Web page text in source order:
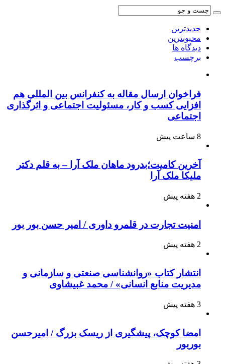
جدیدترین
محبوبترین
دیدگاه ها
برچسب
فراخوان ارسال مقاله به کنفرانس بین المللی هم
افزایی کسب و کار، مسئولیت اجتماعی و اثرگذاری
اجتماعی
8 ساعت پیش
آخرین کامیت؛بدرود ماهان ملک آرا – به قلم دکتر
ملیکا ملک آرا
2 هفته پیش
امنیت تجارت در قلمرو داوری / امیر حسن بور بور
2 هفته پیش
انتشار کتاب «روانشناسی صنعتی و سازمانی و
مدیریت منابع انسانی» / محمد غبیشاوی
3 هفته پیش
امضا کوچک، پیشگیری از ریسک بزرگ / امیرحسن
بوربور